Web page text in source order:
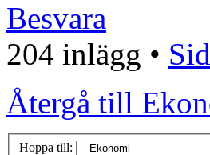
Besvara
204 inlägg •
Återgå till
Hoppa till: